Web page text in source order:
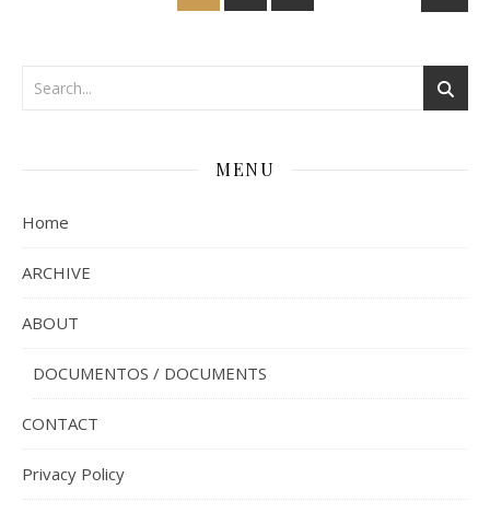
MENU
Home
ARCHIVE
ABOUT
DOCUMENTOS / DOCUMENTS
CONTACT
Privacy Policy